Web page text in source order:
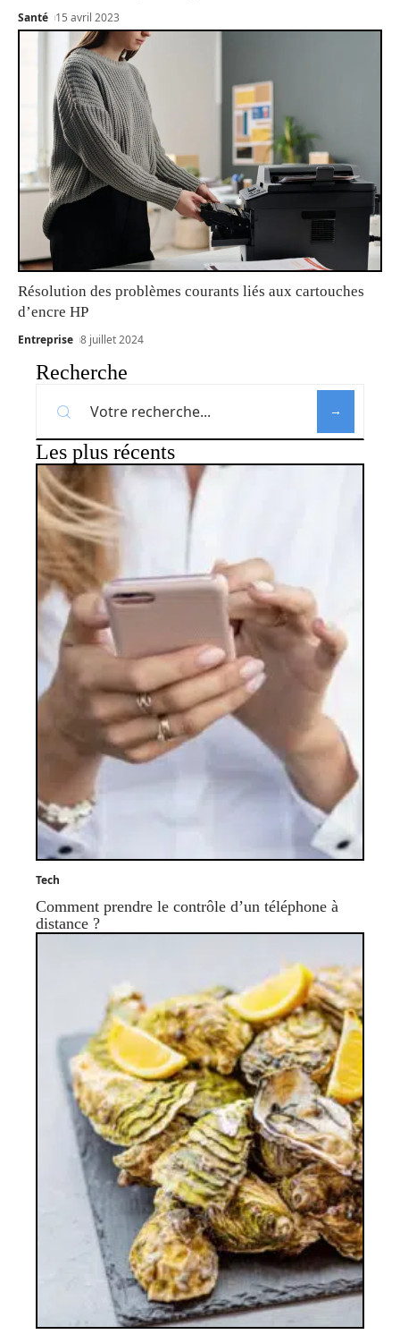
Santé 15 avril 2023
Résolution des problèmes courants liés aux cartouches
d’encre HP
Entreprise 8 juillet 2024
Recherche
Les plus récents
Tech
Comment prendre le contrôle d’un téléphone à
distance ?